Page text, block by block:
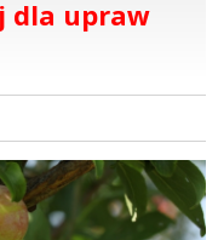
dla upraw